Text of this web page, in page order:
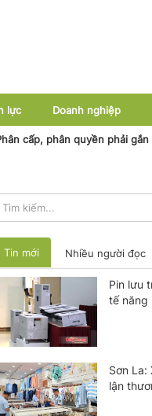
lực Doanh nghiệp
phân quyền phải gắn với
Tin mới Nhiều người đọc
Pin lưu
tế năng
Sơn
lận